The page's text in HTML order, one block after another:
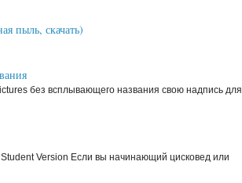
пыль, скачать)
без всплывающего названия свою надпись для
Version Если вы начинающий цисковед или